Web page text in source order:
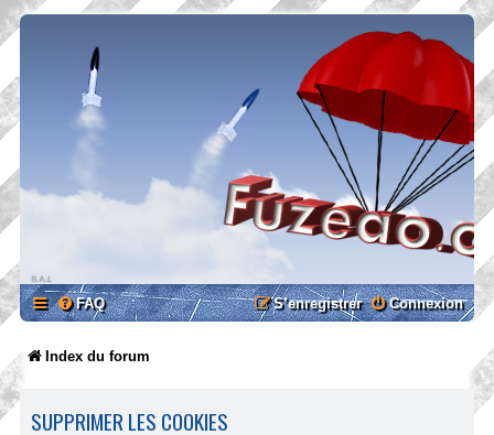
FAQ Connexion
S’enregistrer
Index du forum
SUPPRIMER LES COOKIES